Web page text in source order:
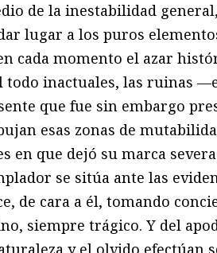
de la inestabilidad
lugar a los puros
cada momento el azar
todo inactuales, las ruinas
que fue sin embargo
esas zonas de
en que dejó su marca
se sitúa ante las
de cara a él, tomando
siempre trágico. Y del
y el olvido efectúan